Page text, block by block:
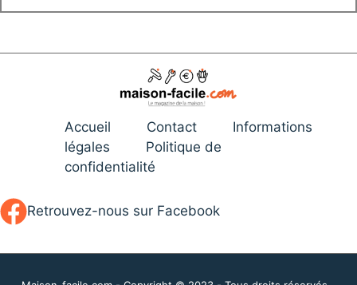
Accueil Contact
Informations
légales
Politique de
confidentialité
Retrouvez-nous sur Facebook